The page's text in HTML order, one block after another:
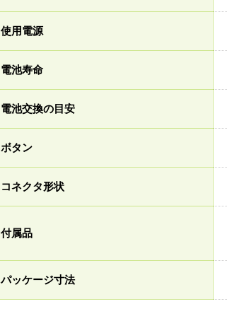
使用電源
電池寿命
電池交換の目安
ボタン
コネクタ形状
付属品
パッケージ寸法